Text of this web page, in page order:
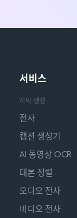
서비스
자막 생성
전사
캡션 생성기
AI 동영상 OCR
대본 정렬
오디오 전사
비디오 전사